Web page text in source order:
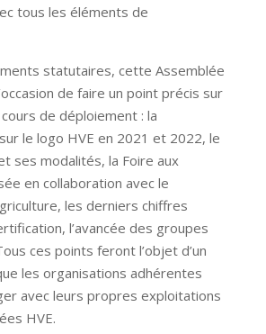
tous les éléments de
statutaires, cette Assemblée
de faire un point précis sur
de déploiement : la
le logo HVE en 2021 et 2022, le
ses modalités, la Foire aux
en collaboration avec le
les derniers chiffres
l’avancée des groupes
ces points feront l’objet d’un
les organisations adhérentes
avec leurs propres exploitations
HVE.